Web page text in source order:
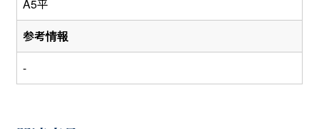
A5平
参考情報
-